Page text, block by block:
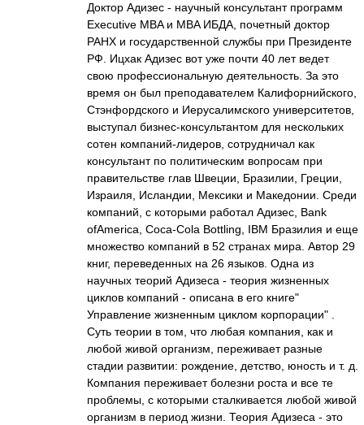
Доктор Адизес - научный консультант программ
Executive MBA и MBA ИБДА, почетный доктор
РАНХ и государственной службы при Президенте
РФ. Ицхак Адизес вот уже почти 40 лет ведет
свою профессиональную деятельность. За это
время он был преподавателем Калифорнийского,
Стэнфордского и Иерусалимского университетов,
выступал бизнес-консультантом для нескольких
сотен компаний-лидеров, сотрудничал как
консультант по политическим вопросам при
правительстве глав Швеции, Бразилии, Греции,
Израиля, Исландии, Мексики и Македонии. Среди
компаний, с которыми работал Адизес, Bank
ofAmerica, Coca-Cola Bottling, IBM Бразилия и еще
множество компаний в 52 странах мира. Автор 29
книг, переведенных на 26 языков. Одна из
научных теорий Адизеса - теория жизненных
циклов компаний - описана в его книге"
Управление жизненным циклом корпорации" .
Суть теории в том, что любая компания, как и
любой живой организм, переживает разные
стадии развитии: рождение, детство, юность и т. д.
Компания переживает болезни роста и все те
проблемы, с которыми сталкивается любой живой
организм в период жизни. Теория Адизеса - это